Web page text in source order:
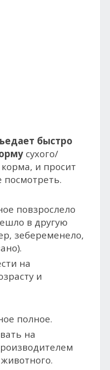
быстро
сухого/
и просит
повзрослело
в другую
зебеременело,
на
и
полное.
на